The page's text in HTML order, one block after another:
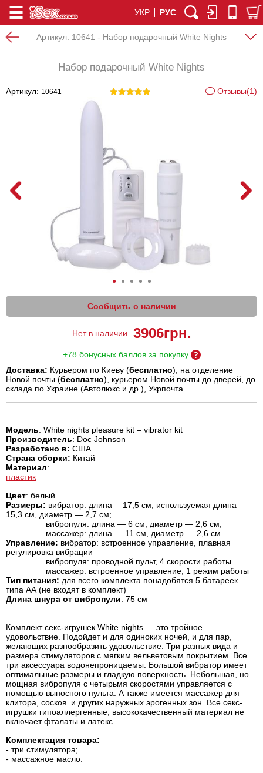
УКР РУС
Артикул: 10641 - Набор подарочный White Nights
Набор подарочный White Nights
Артикул: 10641 Отзывы(1)
Сообщить о наличии
Нет в наличии 3906грн.
+78 бонусных баллов за покупку
Доставка: Курьером по Киеву (бесплатно), на отделение
Новой почты (бесплатно), курьером Новой почты до дверей, до
склада по Украине (Автолюкс и др.), Укрпочта.
Модель: White nights pleasure kit – vibrator kit
Производитель: Doc Johnson
Разработано в: США
Страна сборки: Китай
Материал:
пластик
Цвет: белый
Размеры: вибратор: длина —17,5 см, используемая длина —
15,3 см, диаметр — 2,7 см;
вибропуля: длина — 6 см, диаметр — 2,6 см;
массажер: длина — 11 см, диаметр — 2,6 см
Управление: вибратор: встроенное управление, плавная
регулировка вибрации
вибропуля: проводной пульт, 4 скорости работы
массажер: встроенное управление, 1 режим работы
Тип питания: для всего комплекта понадобятся 5 батареек
типа АА (не входят в комплект)
Длина шнура от вибропули: 75 см
Комплект секс-игрушек White nights — это тройное
удовольствие. Подойдет и для одиноких ночей, и для пар,
желающих разнообразить удовольствие. Три разных вида и
размера стимуляторов с мягким вельветовым покрытием. Все
три аксессуара водонепроницаемы. Большой вибратор имеет
оптимальные размеры и гладкую поверхность. Небольшая, но
мощная вибропуля с четырьмя скоростями управляется с
помощью выносного пульта. А также имеется массажер для
клитора, сосков и других наружных эрогенных зон. Все секс-
игрушки гипоаллергенные, высококачественный материал не
включает фталаты и латекс.
Комплектация товара:
- три стимулятора;
- массажное масло.